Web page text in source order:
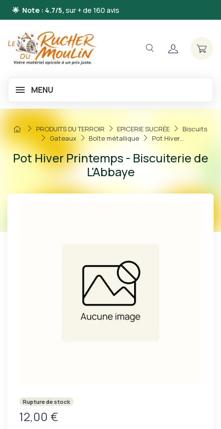
🌟 Note : 4.7/5, sur + de 160 avis
MENU
PRODUITS DU TERROIR EPICERIE SUCRÉE
Biscuits
Gateaux
Boîte métallique Pot Hiver...
Pot Hiver Printemps - Biscuiterie de
L'Abbaye
Rupture de stock
12,00 €